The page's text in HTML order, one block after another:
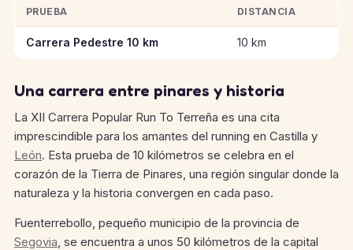
Información clave de las pruebas de XII Carrera Popular Run
PRUEBA DISTANCIA
Carrera Pedestre 10 km 10 km
Una carrera entre pinares y historia
La XII Carrera Popular Run To Terreña es una cita
imprescindible para los amantes del running en Castilla y
León. Esta prueba de 10 kilómetros se celebra en el
corazón de la Tierra de Pinares, una región singular donde la
naturaleza y la historia convergen en cada paso.
Fuenterrebollo, pequeño municipio de la provincia de
Segovia, se encuentra a unos 50 kilómetros de la capital